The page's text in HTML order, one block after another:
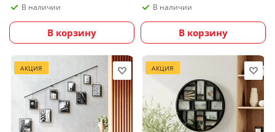
В наличии
В корзину
В наличии
В корзину
АКЦИЯ АКЦИЯ